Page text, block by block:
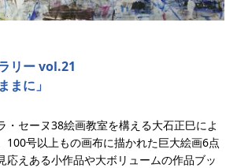
リー vol.21
まに」
・セーヌ38絵画教室を構える大石正巳によ
100号以上もの画布に描かれた巨大絵画6点
応えある小作品や大ボリュームの作品ブッ